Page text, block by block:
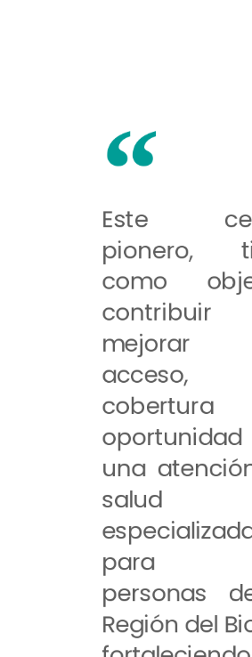
Este
pionero,
como
acceso,
una
salud
para
personas
Región del